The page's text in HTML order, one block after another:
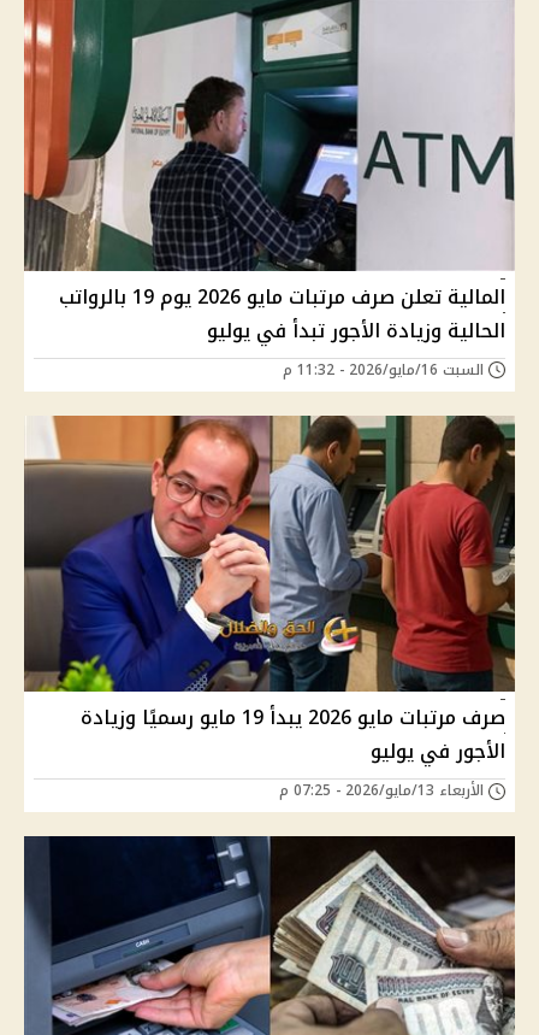
المالية تعلن صرف مرتبات مايو 2026 يوم 19 بالرواتب
الحالية وزيادة الأجور تبدأ في يوليو
السبت 16/مايو/2026 - 11:32 م
صرف مرتبات مايو 2026 يبدأ 19 مايو رسميًا وزيادة
الأجور في يوليو
الأربعاء 13/مايو/2026 - 07:25 م